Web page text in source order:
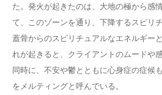
た。発火が起きたのは、大地の極から感
て、このゾーンを通り、下降するスピリ
蓋骨からのスピリチュアルなエネルギー
れが起きると、クライアントのムードや
同時に、不安や鬱とともに心身症の症候
をメルティングと呼んでいる。